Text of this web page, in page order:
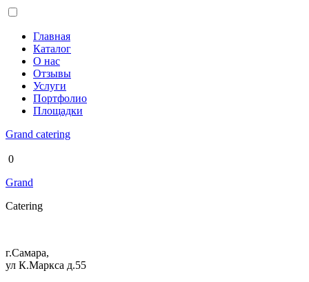
Главная
Каталог
О нас
Отзывы
Услуги
Портфолио
Площадки
Grand catering
0
Grand
Catering
г.Самара,
ул К.Маркса д.55